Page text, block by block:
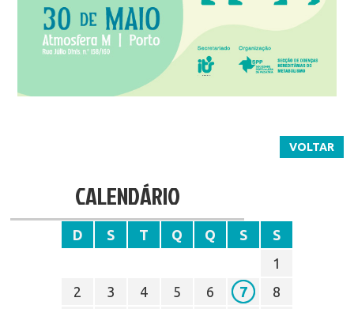
VOLTAR
CALENDÁRIO
D S T Q Q S
S
1
2
3 4 5 6 7
8